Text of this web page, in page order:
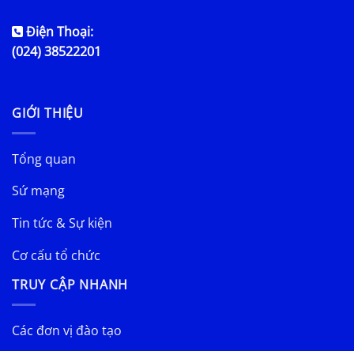
Điện Thoại:
(024) 38522201
GIỚI THIỆU
Tổng quan
Sứ mạng
Tin tức & Sự kiện
Cơ cấu tổ chức
TRUY CẬP NHANH
Các đơn vị đào tạo